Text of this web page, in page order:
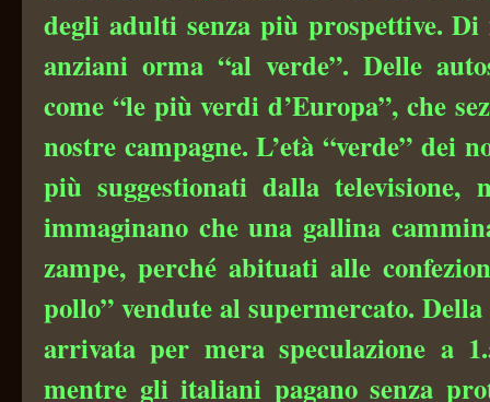
degli adulti senza più prospettive.
anziani orma “al verde”. Delle
come “le più verdi d’Europa”, che
nostre campagne. L’età “verde” dei
più suggestionati dalla televisione,
immaginano che una gallina
zampe, perché abituati alle
pollo” vendute al supermercato.
arrivata per mera speculazione a
mentre gli italiani pagano senza